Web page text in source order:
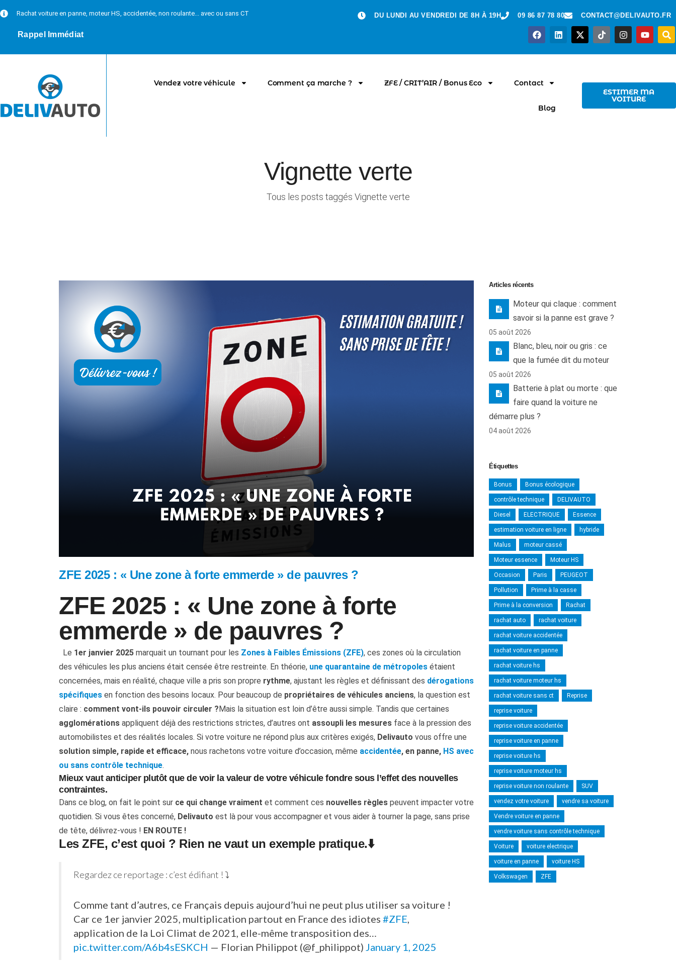
Rachat voiture en panne, moteur HS, accidentée, non roulante... avec ou sans CT
Rappel Immédiat
DU LUNDI AU VENDREDI DE 8H À 19H 09 86 87 78 80 CONTACT@DELIVAUTO.FR
Vendez votre véhicule Comment ça marche ? ZFE / CRIT’AIR / Bonus Eco Contact
Blog
ESTIMER MA
VOITURE
Vignette verte
Tous les posts taggés Vignette verte
ZFE 2025 : « Une zone à forte emmerde » de pauvres ?
ZFE 2025 : « Une zone à forte
emmerde » de pauvres ?
Le 1er janvier 2025 marquait un tournant pour les Zones à Faibles Émissions (ZFE), ces zones où la circulation
des véhicules les plus anciens était censée être restreinte. En théorie, une quarantaine de métropoles étaient
concernées, mais en réalité, chaque ville a pris son propre rythme, ajustant les règles et définissant des dérogations
spécifiques en fonction des besoins locaux. Pour beaucoup de propriétaires de véhicules anciens, la question est
claire : comment vont-ils pouvoir circuler ?Mais la situation est loin d’être aussi simple. Tandis que certaines
agglomérations appliquent déjà des restrictions strictes, d’autres ont assoupli les mesures face à la pression des
automobilistes et des réalités locales. Si votre voiture ne répond plus aux critères exigés, Delivauto vous offre une
solution simple, rapide et efficace, nous rachetons votre voiture d’occasion, même accidentée, en panne, HS avec
ou sans contrôle technique.
Mieux vaut anticiper plutôt que de voir la valeur de votre véhicule fondre sous l’effet des nouvelles
contraintes.
Dans ce blog, on fait le point sur ce qui change vraiment et comment ces nouvelles règles peuvent impacter votre
quotidien. Si vous êtes concerné, Delivauto est là pour vous accompagner et vous aider à tourner la page, sans prise
de tête, délivrez-vous ! EN ROUTE !
Les ZFE, c’est quoi ? Rien ne vaut un exemple pratique.⬇️
Regardez ce reportage : c’est édifiant ! ⤵️
Comme tant d’autres, ce Français depuis aujourd’hui ne peut plus utiliser sa voiture !
Car ce 1er janvier 2025, multiplication partout en France des idiotes #ZFE,
application de la Loi Climat de 2021, elle-même transposition des…
pic.twitter.com/A6b4sESKCH — Florian Philippot (@f_philippot) January 1, 2025
Articles récents
Moteur qui claque : comment
savoir si la panne est grave ?
05 août 2026
Blanc, bleu, noir ou gris : ce
que la fumée dit du moteur
05 août 2026
Batterie à plat ou morte : que
faire quand la voiture ne
démarre plus ?
04 août 2026
Étiquettes
Bonus Bonus écologique
contrôle technique DELIVAUTO
Diesel ELECTRIQUE Essence
estimation voiture en ligne hybride
Malus moteur cassé
Moteur essence Moteur HS
Occasion Paris PEUGEOT
Pollution Prime à la casse
Prime à la conversion Rachat
rachat auto rachat voiture
rachat voiture accidentée
rachat voiture en panne
rachat voiture hs
rachat voiture moteur hs
rachat voiture sans ct Reprise
reprise voiture
reprise voiture accidentée
reprise voiture en panne
reprise voiture hs
reprise voiture moteur hs
reprise voiture non roulante SUV
vendez votre voiture vendre sa voiture
Vendre voiture en panne
vendre voiture sans contrôle technique
Voiture voiture electrique
voiture en panne voiture HS
Volkswagen ZFE